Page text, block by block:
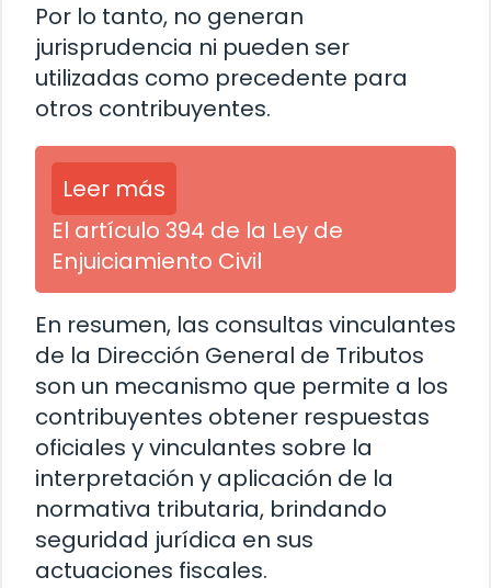
Por lo tanto, no generan
jurisprudencia ni pueden ser
utilizadas como precedente para
otros contribuyentes.
Leer más
El artículo 394 de la Ley de
Enjuiciamiento Civil
En resumen, las consultas vinculantes
de la Dirección General de Tributos
son un mecanismo que permite a los
contribuyentes obtener respuestas
oficiales y vinculantes sobre la
interpretación y aplicación de la
normativa tributaria, brindando
seguridad jurídica en sus
actuaciones fiscales.